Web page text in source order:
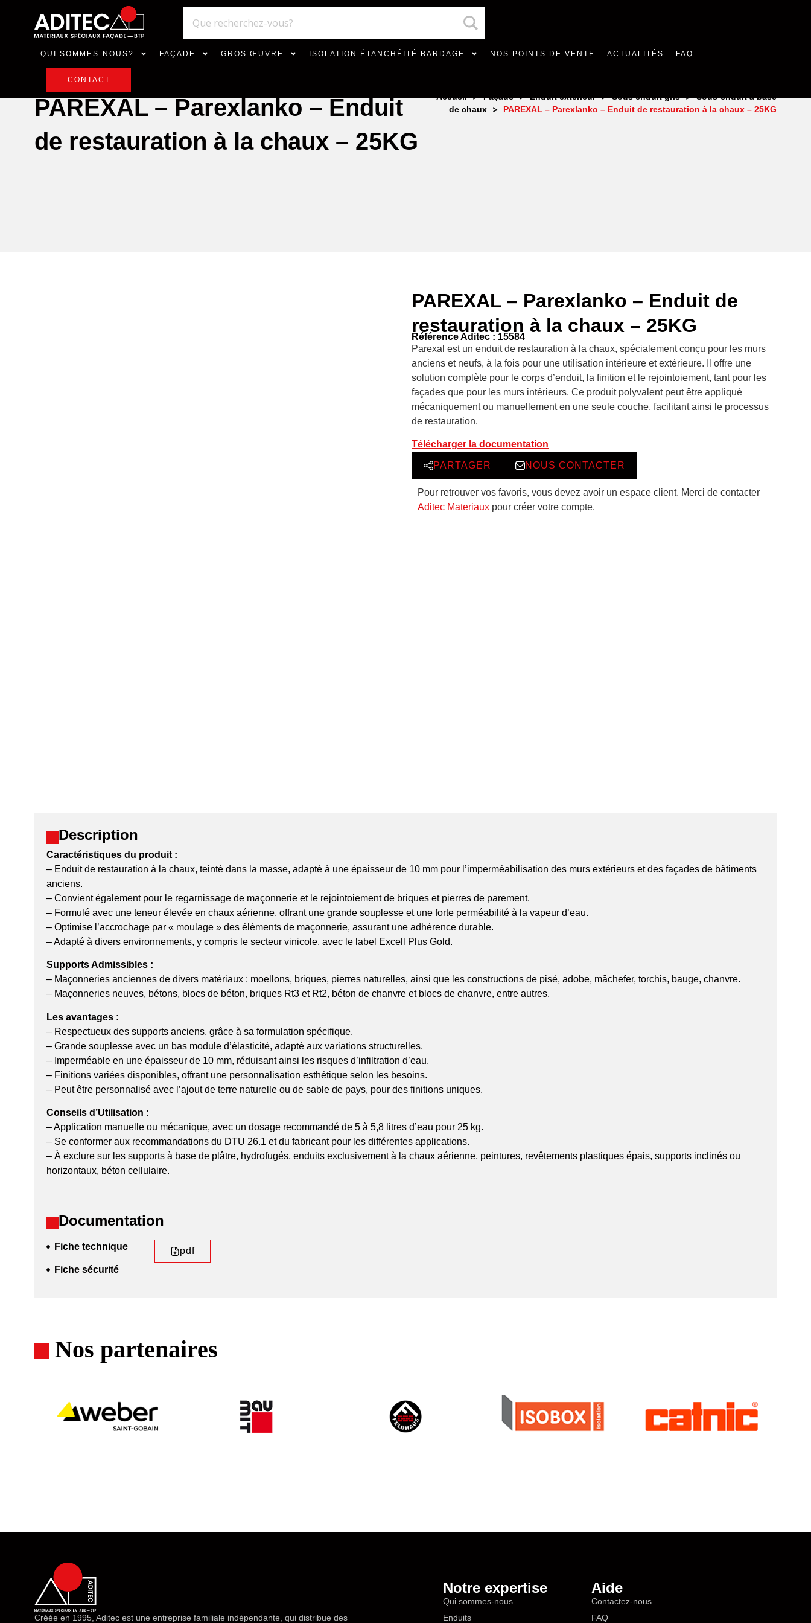
QUI SOMMES-NOUS? FAÇADE GROS ŒUVRE ISOLATION ÉTANCHÉITÉ BARDAGE NOS POINTS DE VENTE ACTUALITÉS FAQ
CONTACT
PAREXAL – Parexlanko – Enduit
de restauration à la chaux – 25KG
Accueil > Façade > Enduit extérieur > Sous enduit gris > Sous-enduit à base
de chaux
> PAREXAL – Parexlanko – Enduit de restauration à la chaux – 25KG
PAREXAL – Parexlanko – Enduit de
restauration à la chaux – 25KG
Référence Aditec : 15584
Parexal est un enduit de restauration à la chaux, spécialement conçu pour les murs
anciens et neufs, à la fois pour une utilisation intérieure et extérieure. Il offre une
solution complète pour le corps d’enduit, la finition et le rejointoiement, tant pour les
façades que pour les murs intérieurs. Ce produit polyvalent peut être appliqué
mécaniquement ou manuellement en une seule couche, facilitant ainsi le processus
de restauration.
Télécharger la documentation
PARTAGER NOUS CONTACTER
Pour retrouver vos favoris, vous devez avoir un espace client. Merci de contacter
Aditec Materiaux pour créer votre compte.
Description
Caractéristiques du produit :
– Enduit de restauration à la chaux, teinté dans la masse, adapté à une épaisseur de 10 mm pour l’imperméabilisation des murs extérieurs et des façades de bâtiments
anciens.
– Convient également pour le regarnissage de maçonnerie et le rejointoiement de briques et pierres de parement.
– Formulé avec une teneur élevée en chaux aérienne, offrant une grande souplesse et une forte perméabilité à la vapeur d’eau.
– Optimise l’accrochage par « moulage » des éléments de maçonnerie, assurant une adhérence durable.
– Adapté à divers environnements, y compris le secteur vinicole, avec le label Excell Plus Gold.
Supports Admissibles :
– Maçonneries anciennes de divers matériaux : moellons, briques, pierres naturelles, ainsi que les constructions de pisé, adobe, mâchefer, torchis, bauge, chanvre.
– Maçonneries neuves, bétons, blocs de béton, briques Rt3 et Rt2, béton de chanvre et blocs de chanvre, entre autres.
Les avantages :
– Respectueux des supports anciens, grâce à sa formulation spécifique.
– Grande souplesse avec un bas module d’élasticité, adapté aux variations structurelles.
– Imperméable en une épaisseur de 10 mm, réduisant ainsi les risques d’infiltration d’eau.
– Finitions variées disponibles, offrant une personnalisation esthétique selon les besoins.
– Peut être personnalisé avec l’ajout de terre naturelle ou de sable de pays, pour des finitions uniques.
Conseils d’Utilisation :
– Application manuelle ou mécanique, avec un dosage recommandé de 5 à 5,8 litres d’eau pour 25 kg.
– Se conformer aux recommandations du DTU 26.1 et du fabricant pour les différentes applications.
– À exclure sur les supports à base de plâtre, hydrofugés, enduits exclusivement à la chaux aérienne, peintures, revêtements plastiques épais, supports inclinés ou
horizontaux, béton cellulaire.
Documentation
Fiche technique
pdf
Fiche sécurité
Nos partenaires
Créée en 1995, Aditec est une entreprise familiale indépendante, qui distribue des
Notre expertise
Qui sommes-nous
Enduits
Aide
Contactez-nous
FAQ